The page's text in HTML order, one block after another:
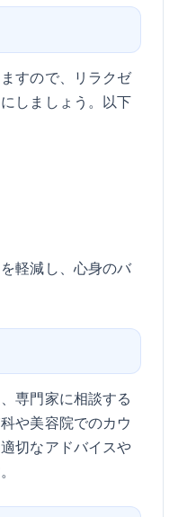
すので、リラクゼ
しましょう。以下
軽減し、心身のバ
専門家に相談する
や美容院でのカウ
切なアドバイスや